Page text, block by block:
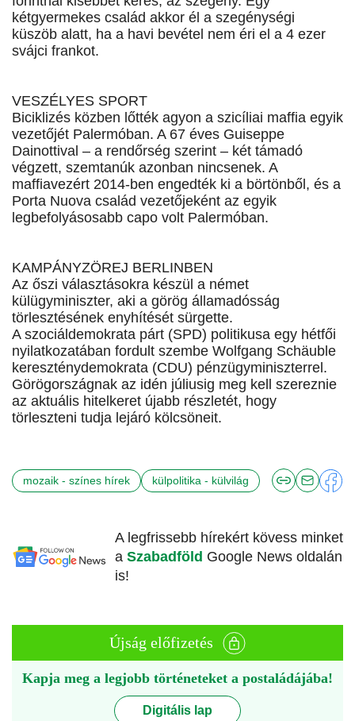
kétgyermekes család akkor él a szegénységi
küszöb alatt, ha a havi bevétel nem éri el a 4 ezer
svájci frankot.
VESZÉLYES SPORT
Biciklizés közben lőtték agyon a szicíliai maffia egyik
vezetőjét Palermóban. A 67 éves Guiseppe
Dainottival – a rendőrség szerint – két támadó
végzett, szemtanúk azonban nincsenek. A
maffiavezért 2014-ben engedték ki a börtönből, és a
Porta Nuova család vezetőjeként az egyik
legbefolyásosabb capo volt Palermóban.
KAMPÁNYZÖREJ BERLINBEN
Az őszi választásokra készül a német
külügyminiszter, aki a görög államadósság
törlesztésének enyhítését sürgette.
A szociáldemokrata párt (SPD) politikusa egy hétfői
nyilatkozatában fordult szembe Wolfgang Schäuble
kereszténydemokrata (CDU) pénzügyminiszterrel.
Görögországnak az idén júliusig meg kell szereznie
az aktuális hitelkeret újabb részletét, hogy
törleszteni tudja lejáró kölcsöneit.
mozaik - színes hírek külpolitika - külvilág
A legfrissebb hírekért kövess minket
a Szabadföld Google News oldalán
is!
Újság előfizetés
Kapja meg a legjobb történeteket a postaládájába!
Digitális lap